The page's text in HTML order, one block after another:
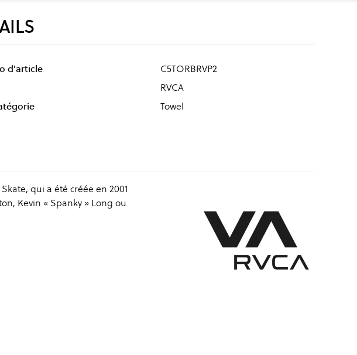
d'article
C5TORBRVP2
RVCA
Towel
qui a été créée en 2001
Kevin « Spanky » Long ou